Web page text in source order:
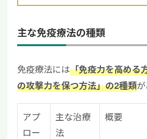
主な免疫療法の種類
免疫療法には「免疫力を高める
の攻撃力を保つ方法」の2種類
アプ
ロー
主な治療
法
概要